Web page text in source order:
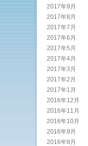
2017年9月
2017年8月
2017年7月
2017年6月
2017年5月
2017年4月
2017年3月
2017年2月
2017年1月
2016年12月
2016年11月
2016年10月
2016年9月
2016年8月